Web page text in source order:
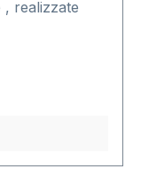
realizzate